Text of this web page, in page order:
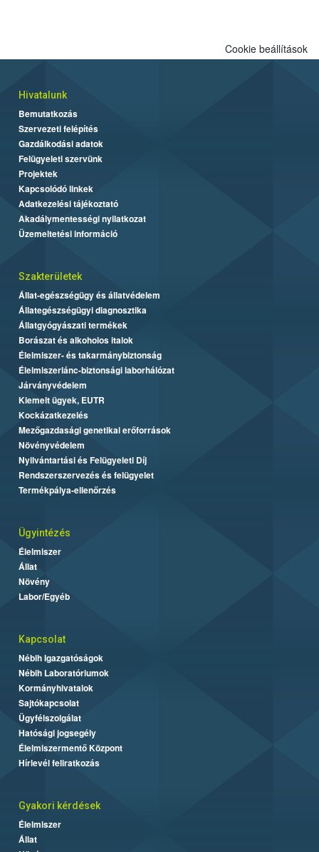
Cookie beállítások
Hivatalunk
Bemutatkozás
Szervezeti felépítés
Gazdálkodási adatok
Felügyeleti szervünk
Projektek
Kapcsolódó linkek
Adatkezelési tájékoztató
Akadálymentességi nyilatkozat
Üzemeltetési információ
Szakterületek
Állat-egészségügy és állatvédelem
Állategészségügyi diagnosztika
Állatgyógyászati termékek
Borászat és alkoholos italok
Élelmiszer- és takarmánybiztonság
Élelmiszerlánc-biztonsági laborhálózat
Járványvédelem
Kiemelt ügyek, EUTR
Kockázatkezelés
Mezőgazdasági genetikai erőforrások
Növényvédelem
Nyilvántartási és Felügyeleti Díj
Rendszerszervezés és felügyelet
Termékpálya-ellenőrzés
Ügyintézés
Élelmiszer
Állat
Növény
Labor/Egyéb
Kapcsolat
Nébih Igazgatóságok
Nébih Laboratóriumok
Kormányhivatalok
Sajtókapcsolat
Ügyfélszolgálat
Hatósági jogsegély
Élelmiszermentő Központ
Hírlevél feliratkozás
Gyakori kérdések
Élelmiszer
Állat